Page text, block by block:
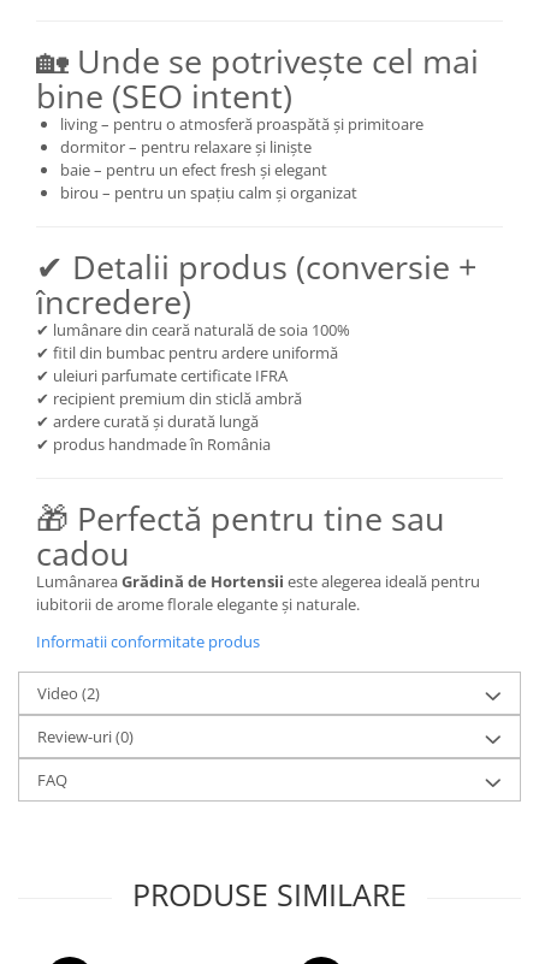
🏡 Unde se potrivește cel mai
bine (SEO intent)
living – pentru o atmosferă proaspătă și primitoare
dormitor – pentru relaxare și liniște
baie – pentru un efect fresh și elegant
birou – pentru un spațiu calm și organizat
✔ Detalii produs (conversie +
încredere)
✔ lumânare din ceară naturală de soia 100%
✔ fitil din bumbac pentru ardere uniformă
✔ uleiuri parfumate certificate IFRA
✔ recipient premium din sticlă ambră
✔ ardere curată și durată lungă
✔ produs handmade în România
🎁 Perfectă pentru tine sau
cadou
LumânareaGrădină de Hortensii este alegerea ideală pentru
iubitorii de arome florale elegante și naturale.
Informatii conformitate produs
Video (2)
Review-uri(0)
FAQ
PRODUSE SIMILARE